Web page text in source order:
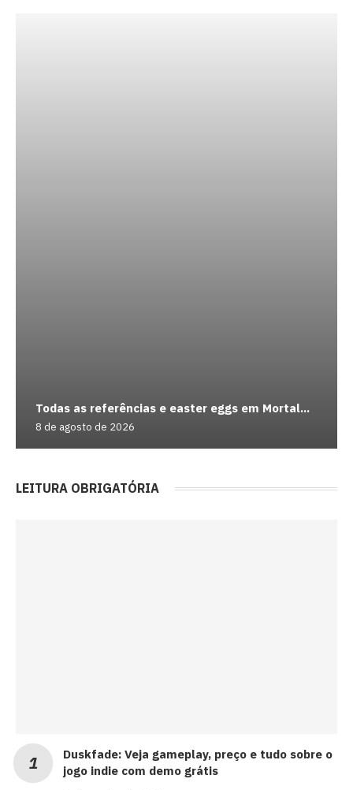
Todas as referências e easter eggs em Mortal...
8 de agosto de 2026
LEITURA OBRIGATÓRIA
Duskfade: Veja gameplay, preço e tudo sobre o
jogo indie com demo grátis